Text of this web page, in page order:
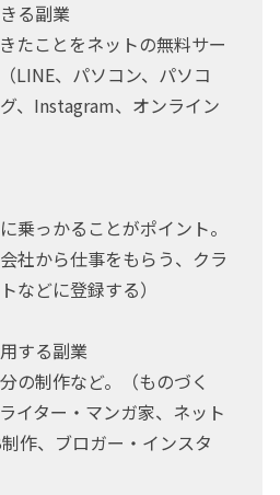
る副業
たことをネットの無料サー
LINE、パソコン、パソコ
、Instagram、オンライン
乗っかることがポイント。
社から仕事をもらう、クラ
などに登録する）
する副業
の制作など。（ものづく
イター・マンガ家、ネット
作、ブロガー・インスタ